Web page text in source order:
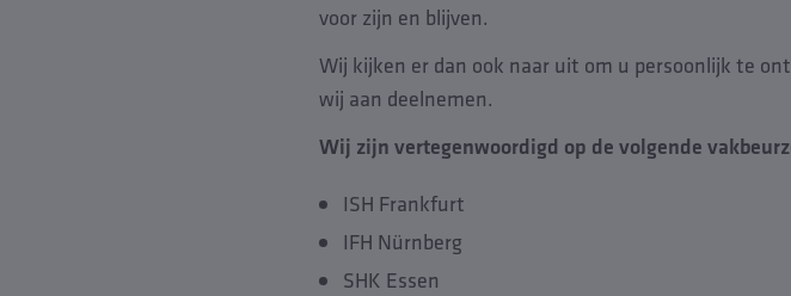
voor zijn en blijven.
Wij kijken er dan ook naar uit om u persoonlijk te
wij aan deelnemen.
Wij zijn vertegenwoordigd op de volgende
ISH Frankfurt
IFH Nürnberg
SHK Essen